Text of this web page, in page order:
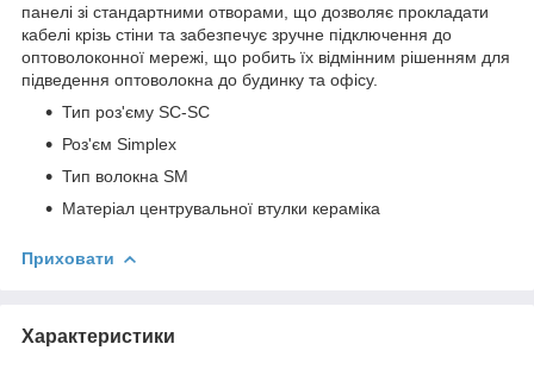
панелі зі стандартними отворами, що дозволяє прокладати
кабелі крізь стіни та забезпечує зручне підключення до
оптоволоконної мережі, що робить їх відмінним рішенням для
підведення оптоволокна до будинку та офісу.
Тип роз'єму SC-SC
Роз'єм Simplex
Тип волокна SM
Матеріал центрувальної втулки кераміка
Приховати
Характеристики